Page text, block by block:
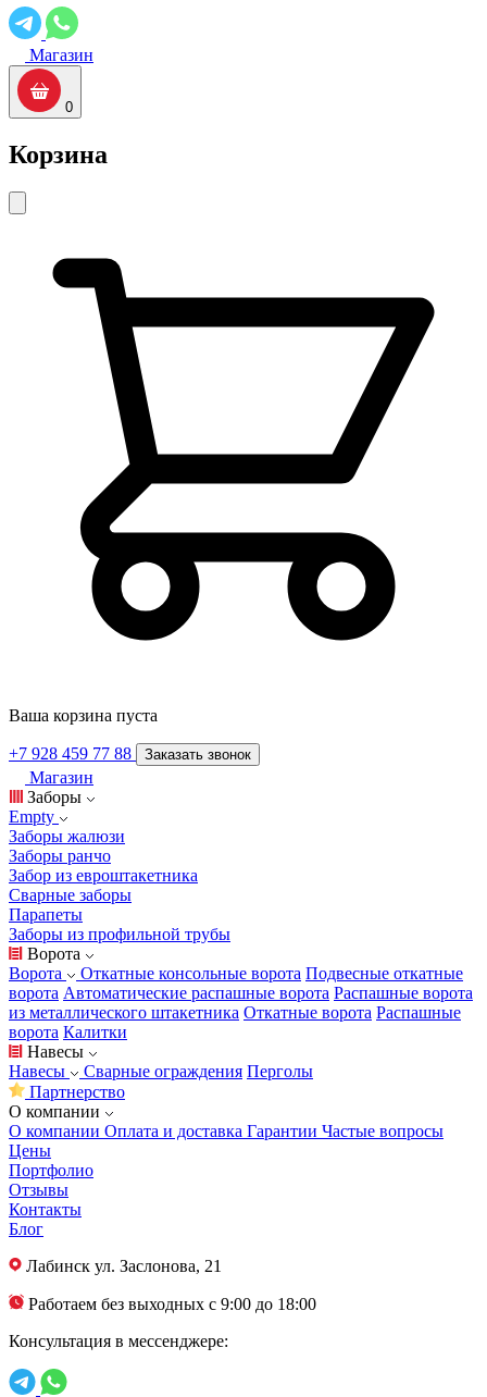
Магазин
0
Корзина
Ваша корзина пуста
+7 928 459 77 88 Заказать звонок
Магазин
Заборы
Empty
Заборы жалюзи
Заборы ранчо
Забор из евроштакетника
Сварные заборы
Парапеты
Заборы из профильной трубы
Ворота
Ворота
Откатные консольные ворота Подвесные откатные
ворота Автоматические распашные ворота Распашные ворота
из металлического штакетника Откатные ворота Распашные
ворота Калитки
Навесы
Навесы
Сварные ограждения Перголы
Партнерство
О компании
О компании Оплата и доставка Гарантии Частые вопросы
Цены
Портфолио
Отзывы
Контакты
Блог
Лабинск ул. Заслонова, 21
Работаем без выходных с 9:00 до 18:00
Консультация в мессенджере: